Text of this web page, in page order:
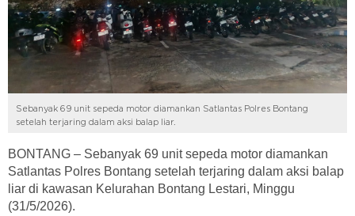
Sebanyak 69 unit sepeda motor diamankan Satlantas Polres Bontang
setelah terjaring dalam aksi balap liar.
BONTANG – Sebanyak 69 unit sepeda motor diamankan
Satlantas Polres Bontang setelah terjaring dalam aksi balap
liar di kawasan Kelurahan Bontang Lestari, Minggu
(31/5/2026).